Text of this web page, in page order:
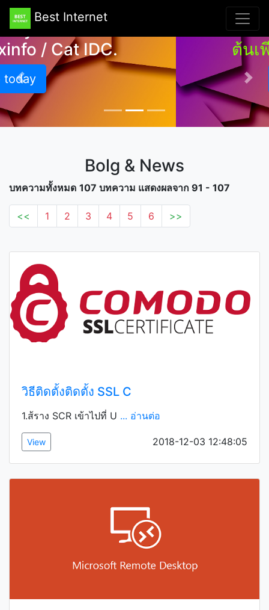
Best Internet
+ Directadmin และแอพ
ต้นเพียง 1,800 บาท/ปี
Learn more
Previous
Bolg & News
บทความทั้งหมด 107 บทความ แสดงผลจาก 91 - 107
<< 1 2 3 4 5 6 >>
วิธีติดตั้งติดตั้ง SSL C
1.ส้ราง SCR เข้าไปที่ U ... อ่านต่อ
View 2018-12-03 12:48:05